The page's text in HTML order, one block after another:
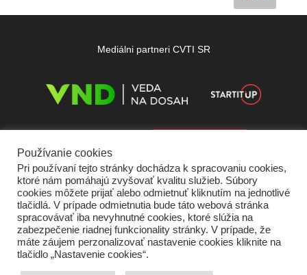
Mediálni partneri CVTI SR
Domov O nás Kontakt Vydavateľ
Používanie cookies
Pri používaní tejto stránky dochádza k spracovaniu cookies,
ktoré nám pomáhajú zvyšovať kvalitu služieb. Súbory
cookies môžete prijať alebo odmietnuť kliknutím na jednotlivé
tlačidlá. V prípade odmietnutia bude táto webová stránka
spracovávať iba nevyhnutné cookies, ktoré slúžia na
zabezpečenie riadnej funkcionality stránky. V prípade, že
máte záujem perzonalizovať nastavenie cookies kliknite na
tlačidlo „Nastavenie cookies“.